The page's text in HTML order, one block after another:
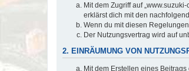
Mit dem Zugriff auf
erklärst dich mit den
Wenn du mit diesen
Der Nutzungsvertrag wird auf
2. EINRÄUMUNG VON
Mit dem Erstellen eines